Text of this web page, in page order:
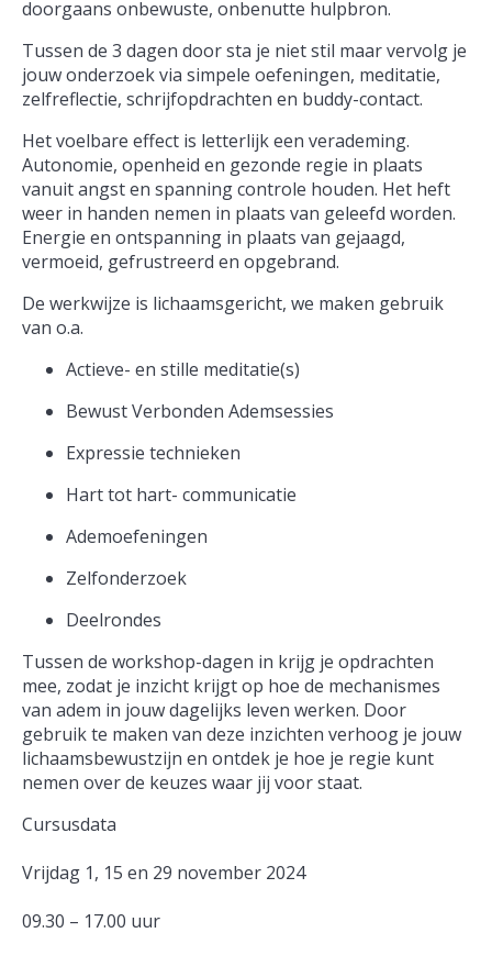
doorgaans onbewuste, onbenutte hulpbron.
Tussen de 3 dagen door sta je niet stil maar vervolg je
jouw onderzoek via simpele oefeningen, meditatie,
zelfreflectie, schrijfopdrachten en buddy-contact.
Het voelbare effect is letterlijk een verademing.
Autonomie, openheid en gezonde regie in plaats
vanuit angst en spanning controle houden. Het heft
weer in handen nemen in plaats van geleefd worden.
Energie en ontspanning in plaats van gejaagd,
vermoeid, gefrustreerd en opgebrand.
De werkwijze is lichaamsgericht, we maken gebruik
van o.a.
Actieve- en stille meditatie(s)
Bewust Verbonden Ademsessies
Expressie technieken
Hart tot hart- communicatie
Ademoefeningen
Zelfonderzoek
Deelrondes
Tussen de workshop-dagen in krijg je opdrachten
mee, zodat je inzicht krijgt op hoe de mechanismes
van adem in jouw dagelijks leven werken. Door
gebruik te maken van deze inzichten verhoog je jouw
lichaamsbewustzijn en ontdek je hoe je regie kunt
nemen over de keuzes waar jij voor staat.
Cursusdata
Vrijdag 1, 15 en 29 november 2024
09.30 – 17.00 uur